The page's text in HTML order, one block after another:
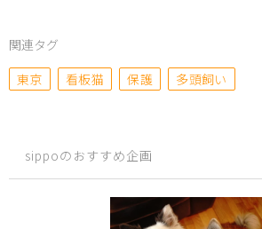
関連タグ
東京
看板猫 保護 多頭飼い
sippoのおすすめ企画